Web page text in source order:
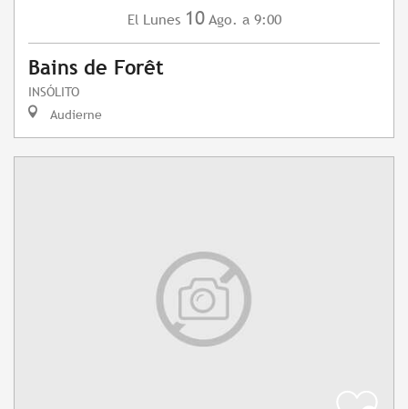
El Lunes 10 Ago. a 9:00
Bains de Forêt
INSÓLITO
Audierne